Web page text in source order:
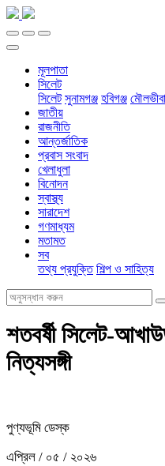
মূলপাতা
সিলেট
সিলেট সুনামগঞ্জ হবিগঞ্জ
জাতীয়
রাজনীতি
আন্তর্জাতিক
প্রবাস সংবাদ
খেলাধুলা
বিনোদন
স্বাস্থ্য
সারাদেশ
গণমাধ্যম
মতামত
সব
তথ্য প্রযুক্তি শিল্প ও সাহিত্য
শতবর্ষী সিলেট-
নিত্যসঙ্গী
পুণ্যভূমি ডেস্ক
এপ্রিল / ০৫ / ২০২৬